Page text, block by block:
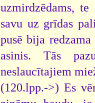
uzmirdzēdams,
savu uz grīdas
pusē bija
asinis. Tās
neslaucītajiem
(120.lpp.->) Es